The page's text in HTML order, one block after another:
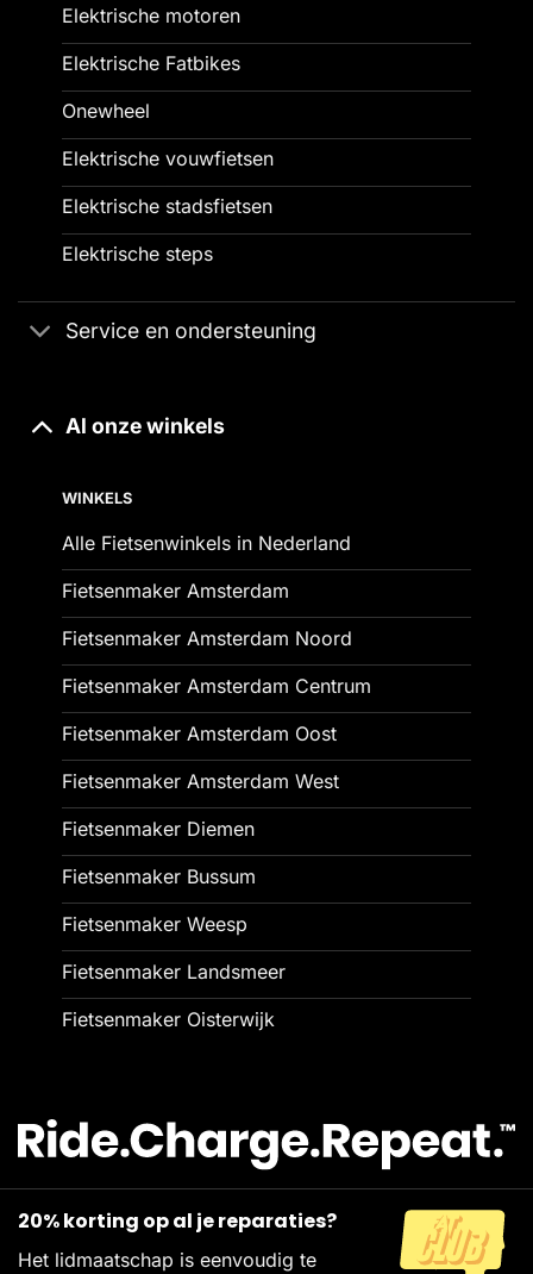
Elektrische motoren
Elektrische Fatbikes
Onewheel
Elektrische vouwfietsen
Elektrische stadsfietsen
Elektrische steps
Service en ondersteuning
Al onze winkels
WINKELS
Alle Fietsenwinkels in Nederland
Fietsenmaker Amsterdam
Fietsenmaker Amsterdam Noord
Fietsenmaker Amsterdam Centrum
Fietsenmaker Amsterdam Oost
Fietsenmaker Amsterdam West
Fietsenmaker Diemen
Fietsenmaker Bussum
Fietsenmaker Weesp
Fietsenmaker Landsmeer
Fietsenmaker Oisterwijk
20% korting op al je reparaties?
Het lidmaatschap is eenvoudig te